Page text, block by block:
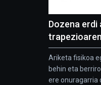
Dozena erdi
Ariketa fisikoa
behin eta
ere onuragarria